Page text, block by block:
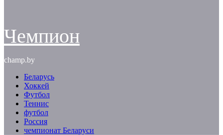
Чемпион
champ.by
Беларусь
Хоккей
Футбол
Теннис
футбол
Россия
чемпионат Беларуси